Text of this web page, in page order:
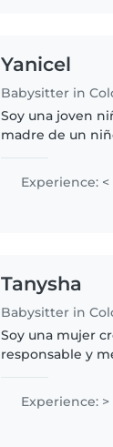
Yanicel
Babysitter in
Soy una joven
madre de un
bebés y niños
encanta dibujar,
hacer
Experience: <
Tanysha
Babysitter in
Soy una mujer
responsable y
pequeños . Me
y hacer dibujos
Experience: >